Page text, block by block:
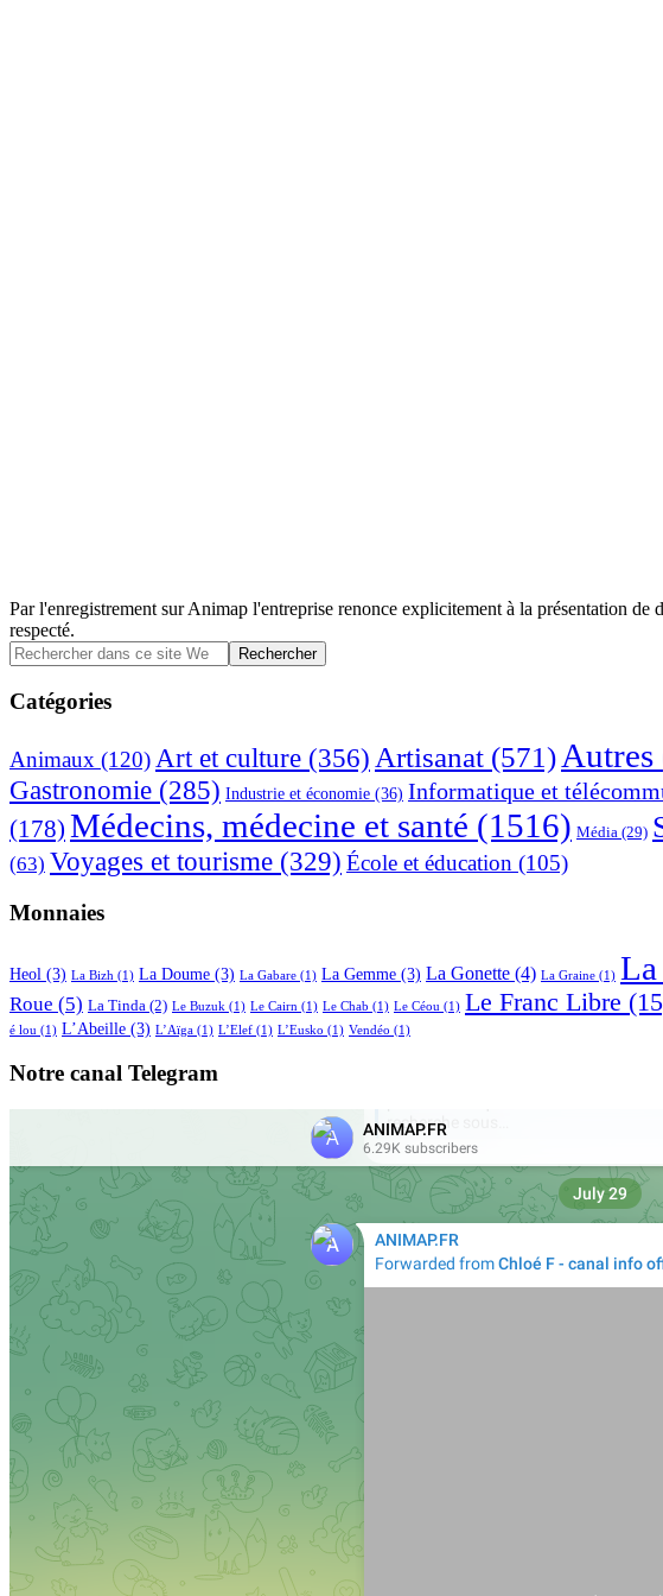
Par l'enregistrement sur Animap l'entreprise renonce explicitement à la présentation
respecté.
Barre
latérale
principale
Rechercher
dans
ce
site
Catégories
Animaux (120)Art et culture (356) Artisanat (571) Autres
Gastronomie (285) Industrie et économie (36) Informatique et
(178) Médecins, médecine et santé (1516) Média (29)
(63) Voyages et tourisme (329) École et éducation (105)
Monnaies
Heol (3) La Bizh (1) La Doume (3) La Gabare (1) La Gemme (3) La Gonette (4) La Graine (1) La
Roue (5) La Tinda (2) Le Buzuk (1) Le Cairn (1) Le Chab (1) Le Céou (1) Le Franc Libre
é lou (1) L’Abeille (3) L’Aïga (1) L’Elef (1) L’Eusko (1) Vendéo (1)
Notre canal Telegram